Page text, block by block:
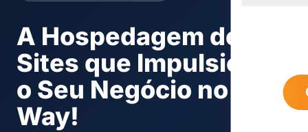
A Hospedagem de
Sites que Impulsiona
o Seu Negócio no Park
Way!